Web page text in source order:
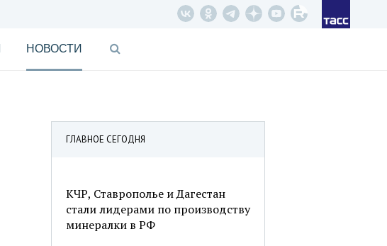
НОВОСТИ
ГЛАВНОЕ СЕГОДНЯ
КЧР, Ставрополье и Дагестан
стали лидерами по производству
минералки в РФ